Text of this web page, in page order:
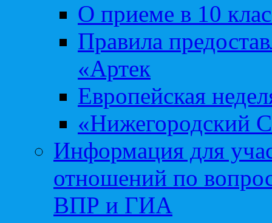
О приеме в 10
Правила
«Артек
Европейская
«Нижегородский
Информация для
отношений по
ВПР и ГИА